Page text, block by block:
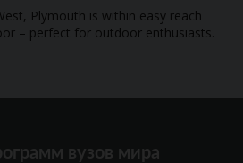
Plymouth is within easy reach
– perfect for outdoor enthusiasts.
вузов мира